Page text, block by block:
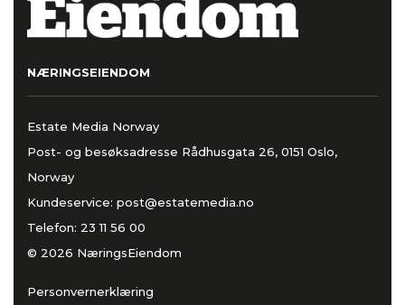
NÆRINGSEIENDOM
Estate Media Norway
Post- og besøksadresse Rådhusgata 26, 0151 Oslo,
Norway
Kundeservice: post@estatemedia.no
Telefon: 23 11 56 00
© 2026 NæringsEiendom
Personvernerklæring